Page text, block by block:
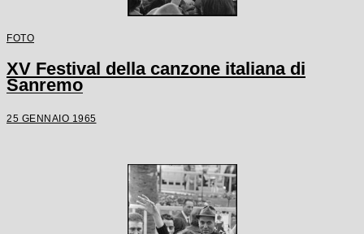
FOTO
XV Festival della canzone italiana di
Sanremo
25 GENNAIO 1965